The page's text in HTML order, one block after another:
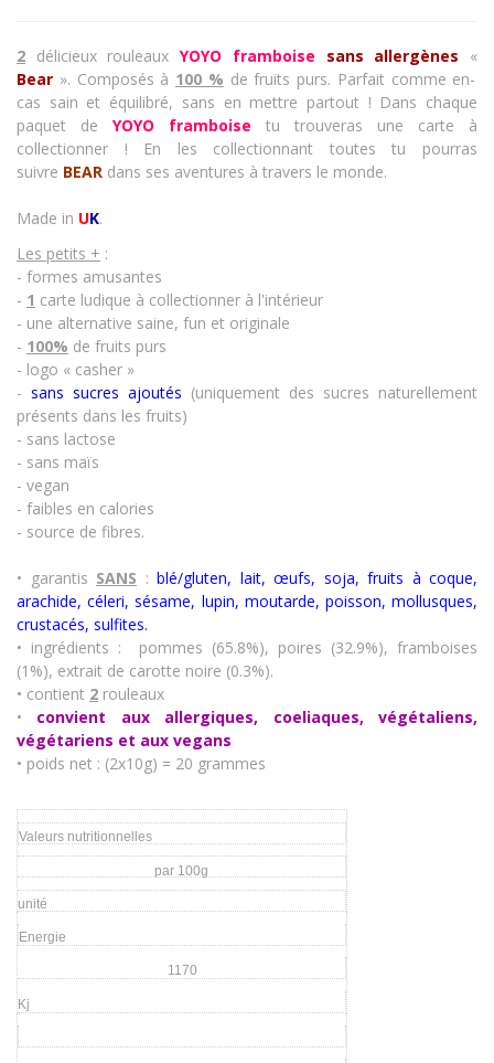
2 délicieux rouleauxYOYO framboise sans allergènes «
Bear ». Composés à 100 % de fruits purs. Parfait comme en-
cas sain et équilibré, sans en mettre partout ! Dans chaque
paquet de YOYO framboise
tu trouveras une carte à
collectionner ! En les collectionnant toutes tu pourras
suivre BEAR dans ses aventures à travers le monde.
Made in UK.
Les petits + :
- formes amusantes
- 1 carte ludique à collectionner à l'intérieur
- une alternative saine, fun et originale
- 100% de fruits purs
- logo « casher »
- sans sucres ajoutés (uniquement des sucres naturellement
présents dans les fruits)
- sans lactose
- sans maïs
- vegan
- faibles en calories
- source de fibres.
• garantis SANS : blé/gluten, lait, œufs, soja, fruits à coque,
arachide, céleri, sésame, lupin, moutarde, poisson, mollusques,
crustacés, sulfites.
• ingrédients :
pommes (65.8%), poires (32.9%), framboises
(1%), extrait de carotte noire (0.3%).
• contient 2 rouleaux
• convient aux allergiques, coeliaques, végétaliens,
végétariens et aux vegans
• poids net : (2x10g) = 20 grammes
Valeurs nutritionnelles
par 100g
unité
Energie
1170
Kj